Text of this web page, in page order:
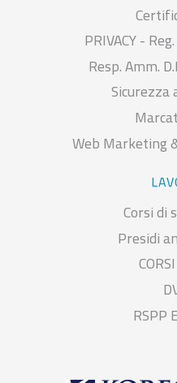
PRIVACY -
Resp. Amm.
Web Marketing
Corsi di
Presidi
RSPP